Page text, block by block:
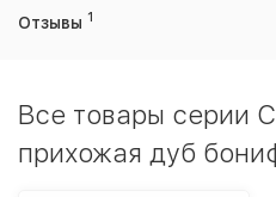
Отзывы 1
Все товары серии
прихожая дуб